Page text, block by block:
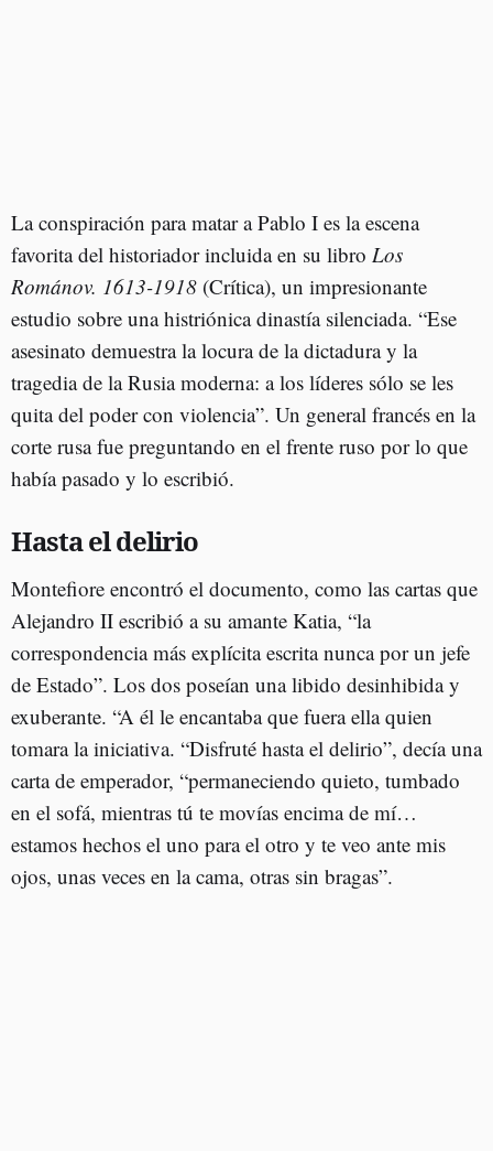
La conspiración para matar a Pablo I es la escena
favorita del historiador incluida en su libro Los
Románov. 1613-1918 (Crítica), un impresionante
estudio sobre una histriónica dinastía silenciada. “Ese
asesinato demuestra la locura de la dictadura y la
tragedia de la Rusia moderna: a los líderes sólo se les
quita del poder con violencia”. Un general francés en la
corte rusa fue preguntando en el frente ruso por lo que
había pasado y lo escribió.
Hasta el delirio
Montefiore encontró el documento, como las cartas que
Alejandro II escribió a su amante Katia, “la
correspondencia más explícita escrita nunca por un jefe
de Estado”. Los dos poseían una libido desinhibida y
exuberante. “A él le encantaba que fuera ella quien
tomara la iniciativa. “Disfruté hasta el delirio”, decía una
carta de emperador, “permaneciendo quieto, tumbado
en el sofá, mientras tú te movías encima de mí…
estamos hechos el uno para el otro y te veo ante mis
ojos, unas veces en la cama, otras sin bragas”.